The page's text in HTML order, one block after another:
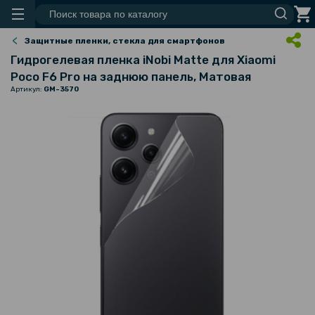
Защитные пленки, стекла для смартфонов
Гидрогелевая пленка iNobi Matte для Xiaomi
Poco F6​ Pro на заднюю панель, Матовая
Артикул: GM-3570